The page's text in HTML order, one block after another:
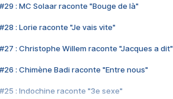
#29 : MC Solaar raconte "Bouge de là"
#28 : Lorie raconte "Je vais vite"
#27 : Christophe Willem raconte "Jacques a dit"
#26 : Chimène Badi raconte "Entre nous"
#25 : Indochine raconte "3e sexe"